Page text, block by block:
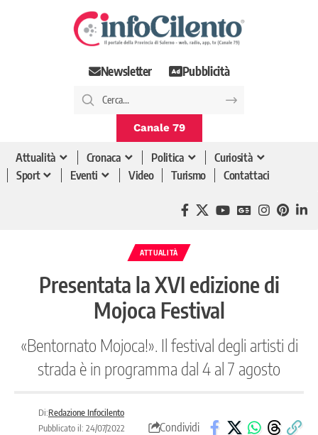
Newsletter Pubblicità
Canale 79
Attualità Cronaca Politica
Curiosità
Sport
Eventi Video Turismo Contattaci
ATTUALITÀ
Presentata la XVI edizione di
Mojoca Festival
«Bentornato Mojoca!». Il festival degli artisti di
strada è in programma dal 4 al 7 agosto
Di:Redazione Infocilento
Pubblicato il: 24/07/2022
Condividi